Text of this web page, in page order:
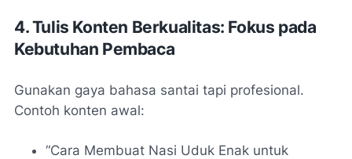
4. Tulis Konten Berkualitas: Fokus pada
Kebutuhan Pembaca
Gunakan gaya bahasa santai tapi profesional.
Contoh konten awal:
“Cara Membuat Nasi Uduk Enak untuk